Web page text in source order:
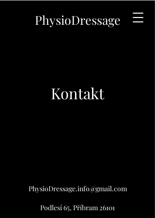
PhysioDressage
Kontakt
PhysioDressage.info@gmail.com
Podlesí 65, Příbram 26101